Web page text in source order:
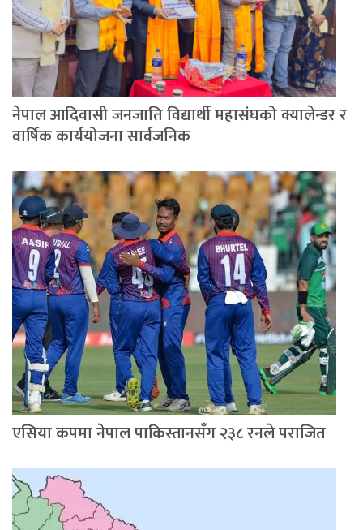
नेपाल आदिवासी जनजाति विद्यार्थी महासंघको क्यालेन्डर र
वार्षिक कार्ययोजना सार्वजनिक
एसिया कपमा नेपाल पाकिस्तानसँग २३८ रनले पराजित